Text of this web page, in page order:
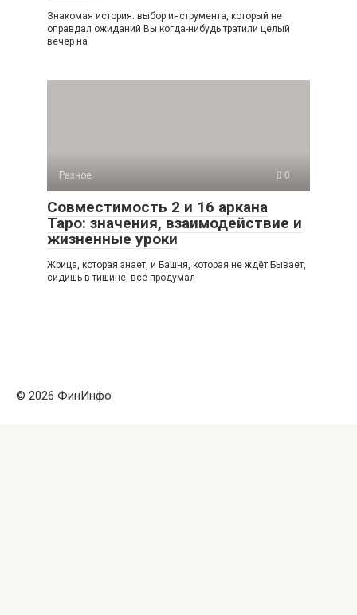
Знакомая история: выбор инструмента, который не
оправдал ожиданий Вы когда-нибудь тратили целый
вечер на
Разное 0
Совместимость 2 и 16 аркана
Таро: значения, взаимодействие и
жизненные уроки
Жрица, которая знает, и Башня, которая не ждёт Бывает,
сидишь в тишине, всё продумал
© 2026 ФинИнфо